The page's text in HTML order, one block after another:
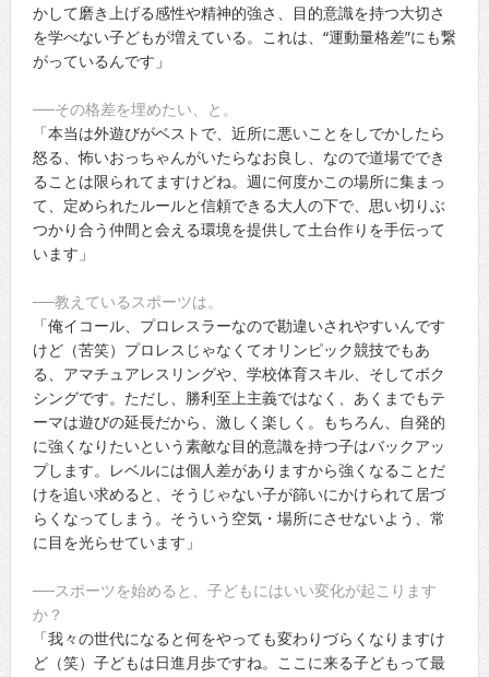
かして磨き上げる感性や精神的強さ、目的意識を持つ大切さ
を学べない子どもが増えている。これは、“運動量格差”にも繋
がっているんです」
──その格差を埋めたい、と。
「本当は外遊びがベストで、近所に悪いことをしでかしたら
怒る、怖いおっちゃんがいたらなお良し、なので道場ででき
ることは限られてますけどね。週に何度かこの場所に集まっ
て、定められたルールと信頼できる大人の下で、思い切りぶ
つかり合う仲間と会える環境を提供して土台作りを手伝って
います」
──教えているスポーツは。
「俺イコール、プロレスラーなので勘違いされやすいんです
けど（苦笑）プロレスじゃなくてオリンピック競技でもあ
る、アマチュアレスリングや、学校体育スキル、そしてボク
シングです。ただし、勝利至上主義ではなく、あくまでもテ
ーマは遊びの延長だから、激しく楽しく。もちろん、自発的
に強くなりたいという素敵な目的意識を持つ子はバックアッ
プします。レベルには個人差がありますから強くなることだ
けを追い求めると、そうじゃない子が篩いにかけられて居づ
らくなってしまう。そういう空気・場所にさせないよう、常
に目を光らせています」
──スポーツを始めると、子どもにはいい変化が起こります
か？
「我々の世代になると何をやっても変わりづらくなりますけ
ど（笑）子どもは日進月歩ですね。ここに来る子どもって最